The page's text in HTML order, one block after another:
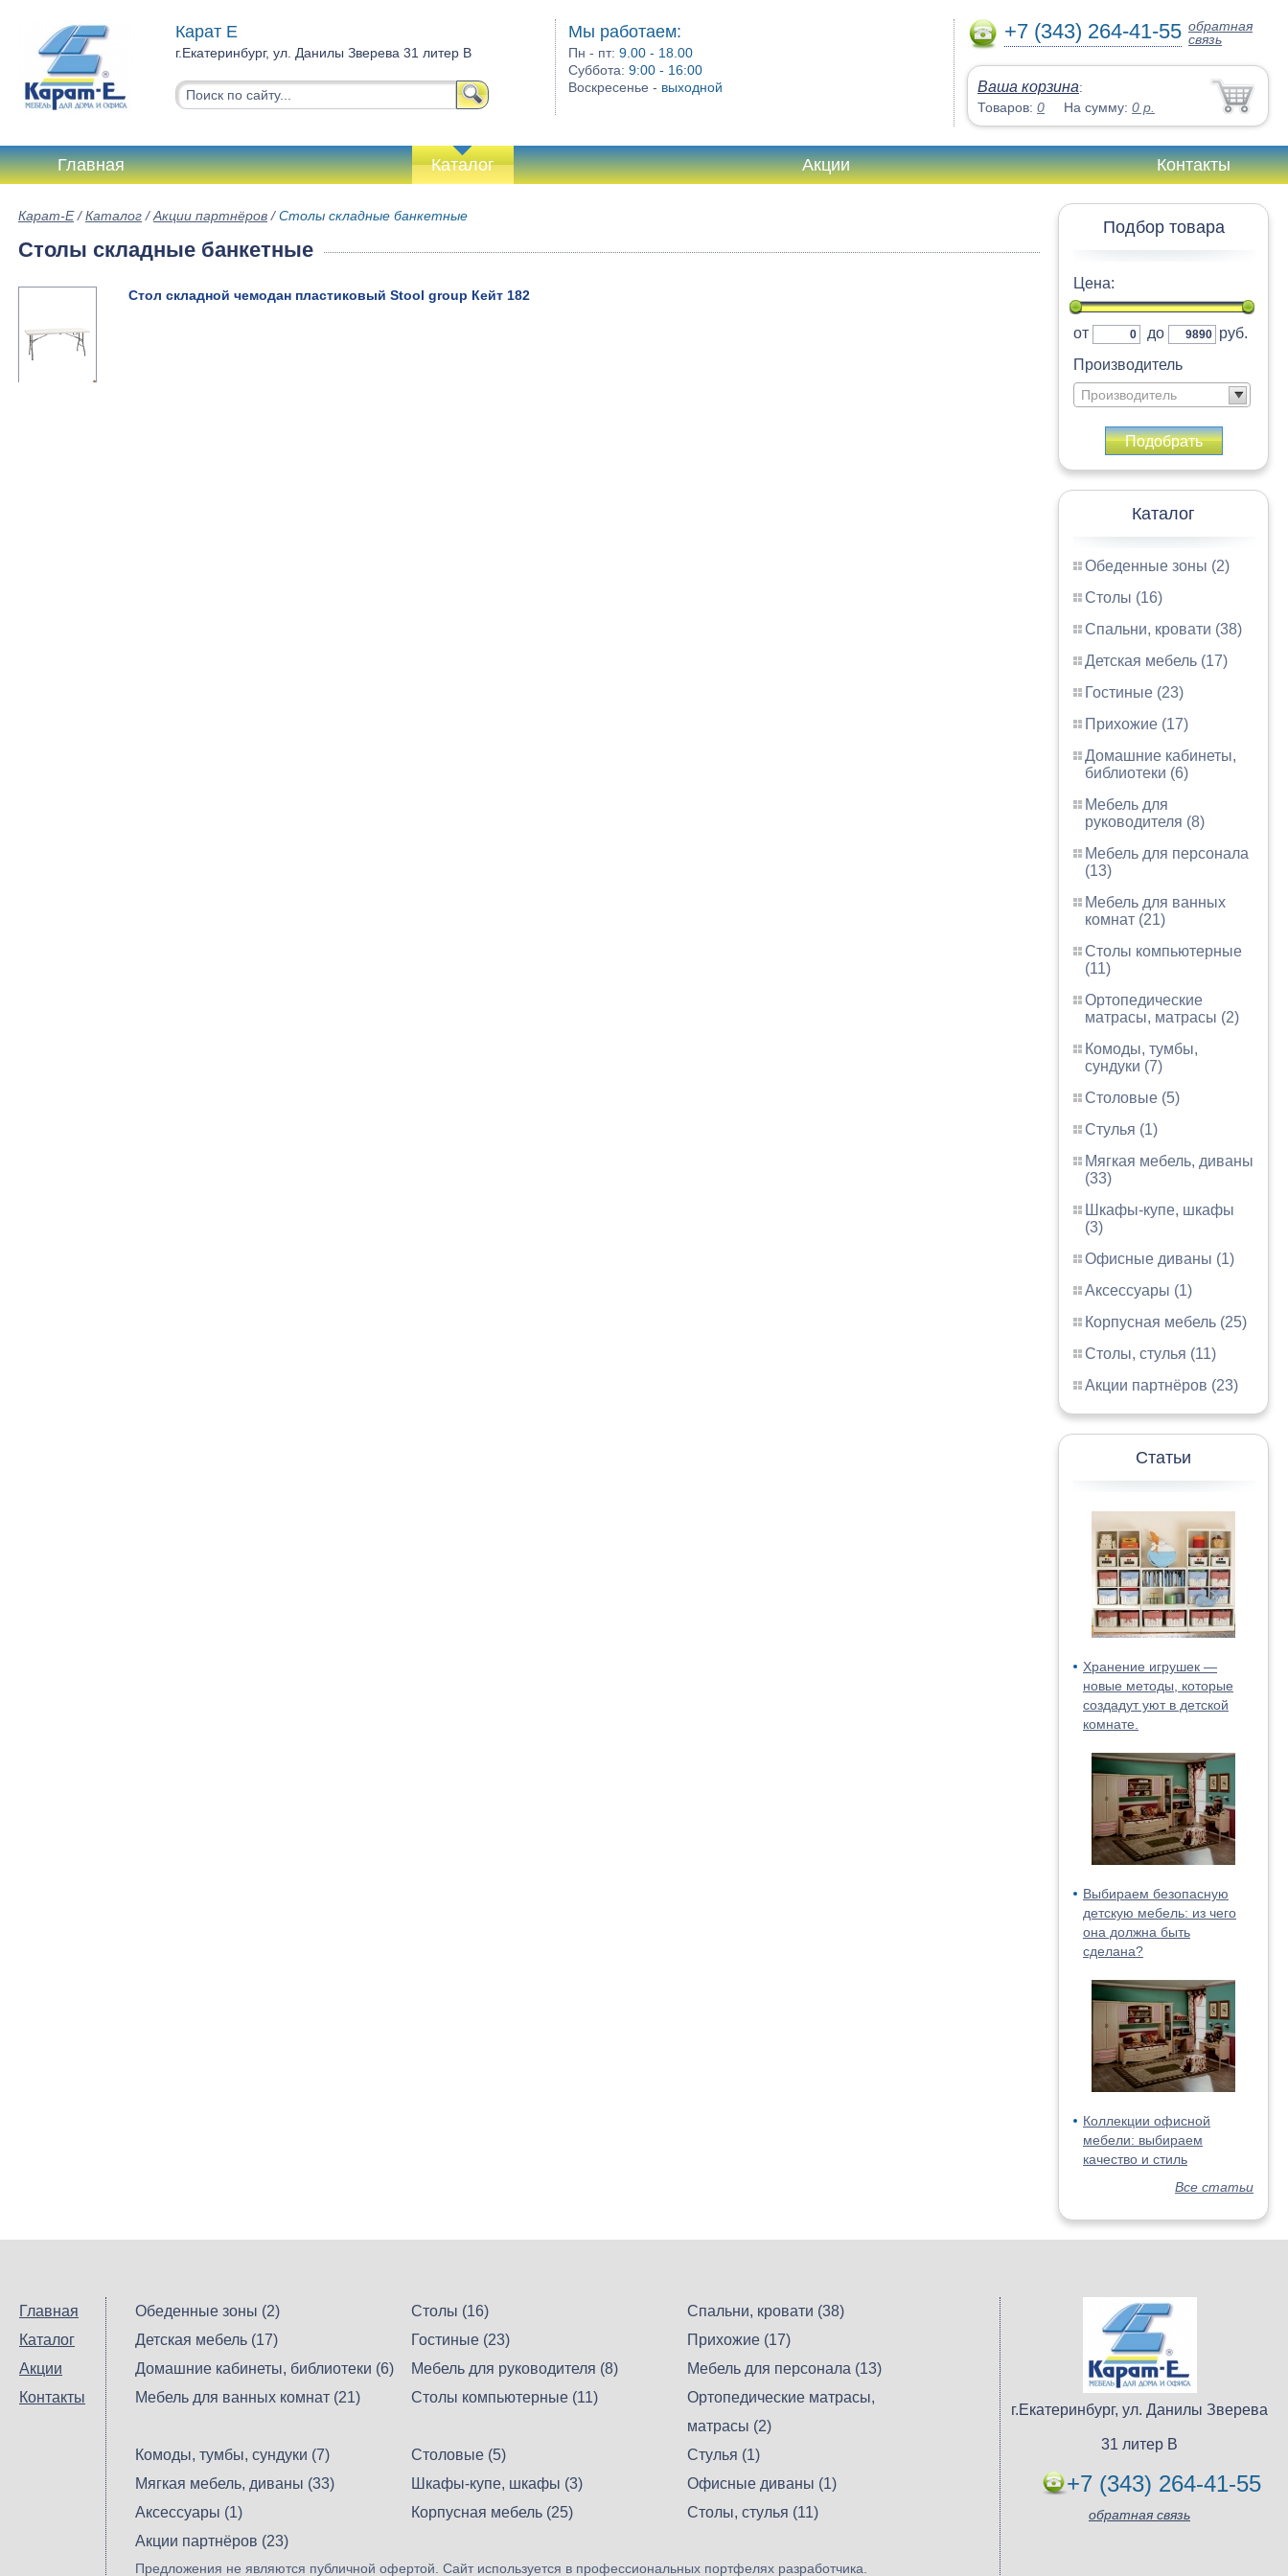
Карат Е
г.Екатеринбург, ул. Данилы Зверева 31 литер В
Мы работаем:
Пн - пт:9.00 - 18.00
Суббота:9:00 - 16:00
Воскресенье - выходной
+7 (343) 264-41-55 обратная
связь
Ваша корзина:
Товаров: 0 На сумму: 0 р.
Главная Каталог Акции Контакты
Подбор товара
Цена:
от до
руб.
Производитель
Производитель
Подобрать
Каталог
Обеденные зоны (2)
Столы (16)
Спальни, кровати (38)
Детская мебель (17)
Гостиные (23)
Прихожие (17)
Домашние кабинеты,
библиотеки (6)
Мебель для
руководителя (8)
Мебель для персонала
(13)
Мебель для ванных
комнат (21)
Столы компьютерные
(11)
Ортопедические
матрасы, матрасы (2)
Комоды, тумбы,
сундуки (7)
Столовые (5)
Стулья (1)
Мягкая мебель, диваны
(33)
Шкафы-купе, шкафы
(3)
Офисные диваны (1)
Аксессуары (1)
Корпусная мебель (25)
Столы, стулья (11)
Акции партнёров (23)
Статьи
Хранение игрушек —
новые методы, которые
создадут уют в детской
комнате.
Выбираем безопасную
детскую мебель: из чего
она должна быть
сделана?
Коллекции офисной
мебели: выбираем
качество и стиль
Все статьи
Карат-Е/Каталог /Акции партнёров /Столы складные банкетные
Столы складные банкетные
Стол складной чемодан пластиковый Stool group Кейт 182
Главная
Каталог
Акции
Контакты
г.Екатеринбург, ул. Данилы Зверева
31 литер В
+7 (343) 264-41-55
обратная связь
Обеденные зоны (2) Столы (16)
Спальни, кровати (38)
Детская мебель (17)
Гостиные (23)
Прихожие (17)
Домашние кабинеты, библиотеки (6)
Мебель для руководителя (8)
Мебель для персонала (13)
Мебель для ванных комнат (21)
Столы компьютерные (11)
Ортопедические матрасы,
матрасы (2)
Комоды, тумбы, сундуки (7)
Столовые (5)
Стулья (1)
Мягкая мебель, диваны (33)
Шкафы-купе, шкафы (3)
Офисные диваны (1)
Аксессуары (1)
Корпусная мебель (25)
Столы, стулья (11)
Акции партнёров (23)
Предложения не являются публичной офертой. Сайт используется в профессиональных портфелях разработчика.